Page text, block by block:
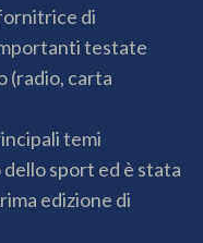
di
testate
(radio, carta
temi
sport ed è stata
edizione di